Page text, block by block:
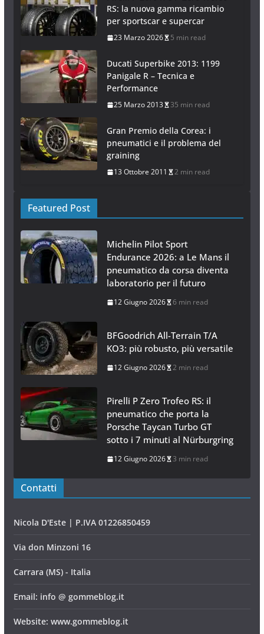
RS: la nuova gamma ricambio
per sportscar e supercar
23 Marzo 2026 5 min read
Ducati Superbike 2013: 1199
Panigale R – Tecnica e
Performance
25 Marzo 2013 35 min read
Gran Premio della Corea: i
pneumatici e il problema del
graining
13 Ottobre 2011 2 min read
Featured Post
Michelin Pilot Sport
Endurance 2026: a Le Mans il
pneumatico da corsa diventa
laboratorio per il futuro
12 Giugno 2026 6 min read
BFGoodrich All-Terrain T/A
KO3: più robusto, più versatile
12 Giugno 2026 2 min read
Pirelli P Zero Trofeo RS: il
pneumatico che porta la
Porsche Taycan Turbo GT
sotto i 7 minuti al Nürburgring
12 Giugno 2026 3 min read
Contatti
Nicola D'Este | P.IVA 01226850459
Via don Minzoni 16
Carrara (MS) - Italia
Email: info @ gommeblog.it
Website: www.gommeblog.it